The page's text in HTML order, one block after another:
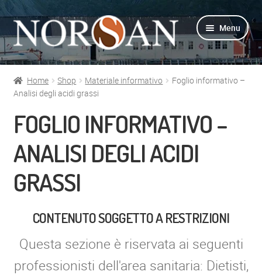
Vai
alla
navigazione
Vai
al
contenuto
Menu
Shop
Info prodotti
Info Omega-3
Azienda
Supporto
Per Esperti
Home Shop Materiale informativo
Foglio informativo –
Analisi degli acidi grassi
FOGLIO INFORMATIVO –
ANALISI DEGLI ACIDI
GRASSI
CONTENUTO SOGGETTO A RESTRIZIONI
Questa sezione è riservata ai seguenti
professionisti dell'area sanitaria: Dietisti,